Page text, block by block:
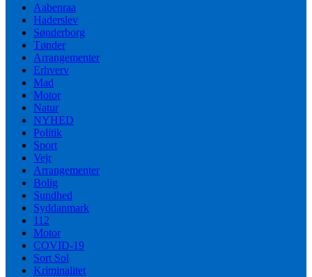
Aabenraa
Haderslev
Sønderborg
Tønder
Arrangementer
Erhverv
Mad
Motor
Natur
NYHED
Politik
Sport
Vejr
Arrangementer
Bolig
Sundhed
Syddanmark
112
Motor
COVID-19
Sort Sol
Kriminalitet